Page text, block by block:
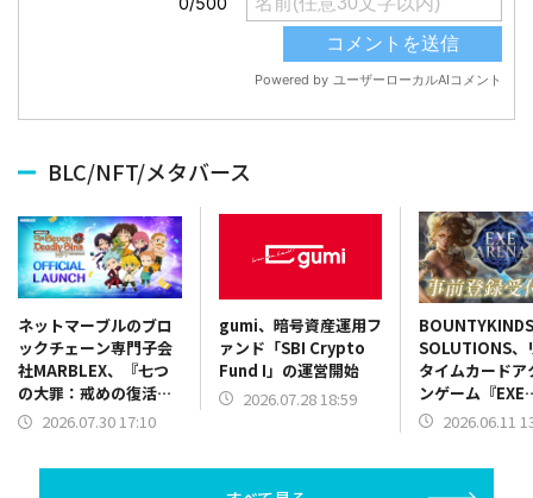
BLC/NFT/メタバース
ネットマーブルのブロ
ックチェーン専門子会
社MARBLEX、『七つ
の大罪：戒めの復活
NFT』を正式リリース
2026.07.30 17:10
gumi、暗号資産運用フ
ァンド「SBI Crypto
Fund I」の運営開始
2026.07.28 18:59
BOUNTYKINDS
SOLUTIONS、
タイムカードア
ンゲーム『EXE
ARENA』が事
2026.06.11